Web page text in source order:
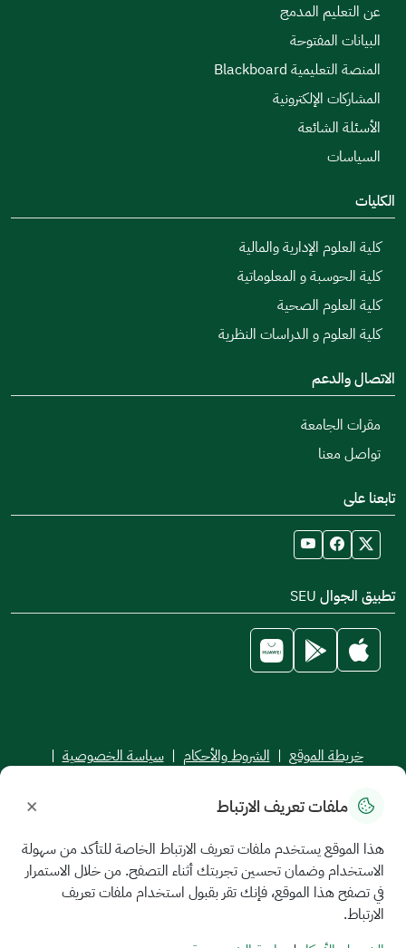
عن التعليم المدمج
البيانات المفتوحة
المنصة التعليمية Blackboard
المشاركات الإلكترونية
الأسئلة الشائعة
السياسات
الكليات
كلية العلوم الإدارية والمالية
كلية الحوسبة و المعلوماتية
كلية العلوم الصحية
كلية العلوم و الدراسات النظرية
الاتصال والدعم
مقرات الجامعة
تواصل معنا
تابعنا على
تطبيق الجوال SEU
خريطة الموقع | الشروط والأحكام | سياسة الخصوصية |
جميع الحقوق محفوظة للجامعة السعودية الإلكترونية © 2026
ملفات تعريف الارتباط ×
هذا الموقع يستخدم ملفات تعريف الارتباط الخاصة للتأكد من سهولة
الاستخدام وضمان تحسين تجربتك أثناء التصفح. من خلال الاستمرار
في تصفح هذا الموقع، فإنك تقر بقبول استخدام ملفات تعريف
الارتباط.